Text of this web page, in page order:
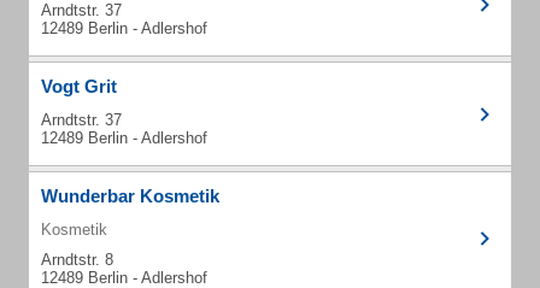
Arndtstr. 37
12489 Berlin - Adlershof
Vogt Grit
Arndtstr. 37
12489 Berlin - Adlershof
Wunderbar Kosmetik
Kosmetik
Arndtstr. 8
12489 Berlin - Adlershof